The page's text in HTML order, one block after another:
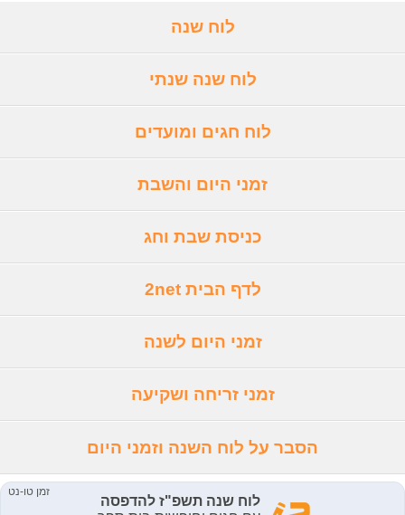
לוח שנה
לוח שנה שנתי
לוח חגים ומועדים
זמני היום והשבת
כניסת שבת וחג
לדף הבית 2net
זמני היום לשנה
זמני זריחה ושקיעה
הסבר על לוח השנה וזמני היום